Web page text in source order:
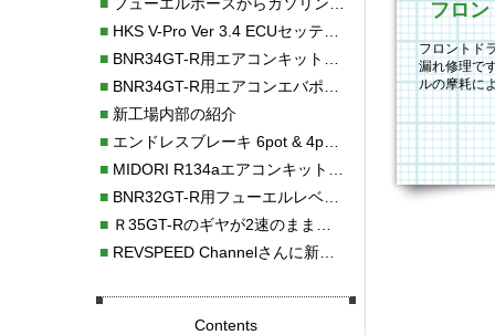
フロントド
漏れ修理で
ルの摩耗に
みました
■フューエルホースからガソリン漏れ
■HKS V-Pro Ver 3.4 ECUセッティング
■BNR34GT-R用エアコンキット新発売！！
■BNR34GT-R用エアコンエバポレーターを新発売！！
■新工場内部の紹介
■エンドレスブレーキ 6pot & 4potオーバーホール
■MIDORI R134aエアコンキットタイプⅡ取り付け
■BNR32GT-R用フューエルレベルセンサー新発売！！
■Ｒ35GT-Rのギヤが2速のまま変速しない！！
■REVSPEED Channelさんに新社屋を紹介していただきました!!
Contents